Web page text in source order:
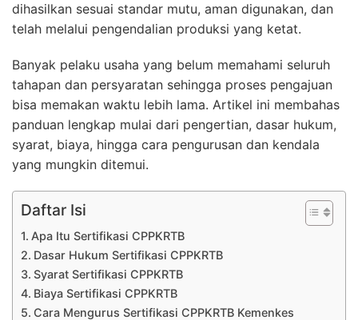
dihasilkan sesuai standar mutu, aman digunakan, dan
telah melalui pengendalian produksi yang ketat.
Banyak pelaku usaha yang belum memahami seluruh
tahapan dan persyaratan sehingga proses pengajuan
bisa memakan waktu lebih lama. Artikel ini membahas
panduan lengkap mulai dari pengertian, dasar hukum,
syarat, biaya, hingga cara pengurusan dan kendala
yang mungkin ditemui.
Daftar Isi
Apa Itu Sertifikasi CPPKRTB
Dasar Hukum Sertifikasi CPPKRTB
Syarat Sertifikasi CPPKRTB
Biaya Sertifikasi CPPKRTB
Cara Mengurus Sertifikasi CPPKRTB Kemenkes